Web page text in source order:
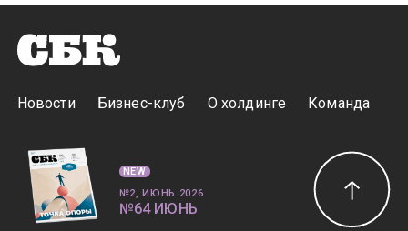
Новости Бизнес-клуб О холдинге Команда
NEW
№2, ИЮНЬ 2026
№64 ИЮНЬ